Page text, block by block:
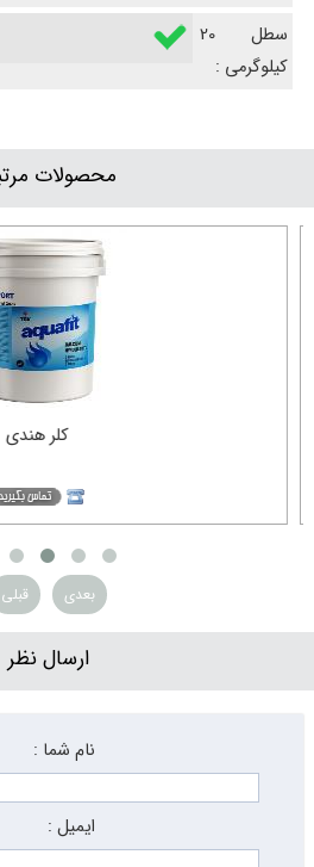
سطل 20
کیلوگرمی :
محصولات
اسید اگزالیک
قبلی بعدی
ارسال نظر
نام شما :
ایمیل :